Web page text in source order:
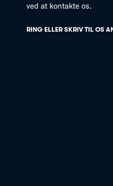
ved at kontakte os.
RING ELLER SKRIV TIL OS